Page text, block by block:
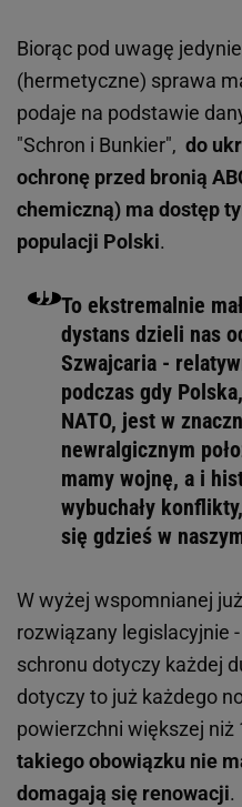
Biorąc pod uwagę
(hermetyczne) sprawa
podaje na podstawie
"Schron i Bunkier", do
ochronę przed bronią
chemiczną) ma dostęp
populacji Polski.
To ekstremalnie
dystans dzieli nas
Szwajcaria -
podczas gdy
NATO, jest w
newralgicznym
mamy wojnę, a i
wybuchały
się gdzieś w
W wyżej wspomnianej
rozwiązany legislacyjnie
schronu dotyczy każdej
dotyczy to już każdego
powierzchni większej niż
takiego obowiązku nie
domagają się renowacji.